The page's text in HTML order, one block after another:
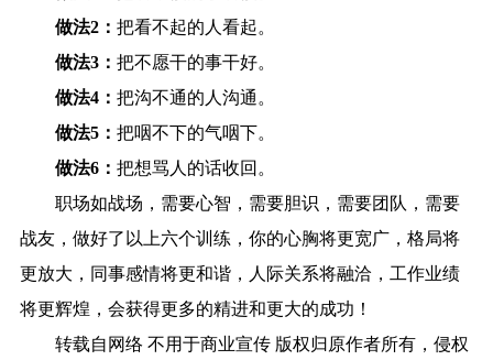
做法2： 把看不起的人看起。
做法3： 把不愿干的事干好。
做法4： 把沟不通的人沟通。
做法5： 把咽不下的气咽下。
做法6： 把想骂人的话收回。
职场如战场，需要心智，需要胆识，需要团队，需要
战友，做好了以上六个训练，你的心胸将更宽广，格局将
更放大，同事感情将更和谐，人际关系将融洽，工作业绩
将更辉煌，会获得更多的精进和更大的成功！
转载自网络 不用于商业宣传 版权归原作者所有，侵权